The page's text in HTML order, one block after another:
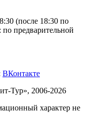
(после 18:30 по
по предварительной
ВКонтакте
Тур», 2006-2026
характер не